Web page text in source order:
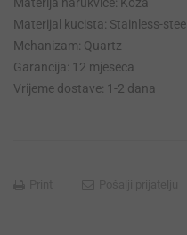
Materija narukvice: Koza
Materijal kucista: Stainless-steel
Mehanizam: Quartz
Garancija: 12 mjeseca
Vrijeme dostave: 1-2 dana